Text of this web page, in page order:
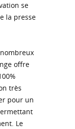
se
la presse
offre
très
pour un
Le